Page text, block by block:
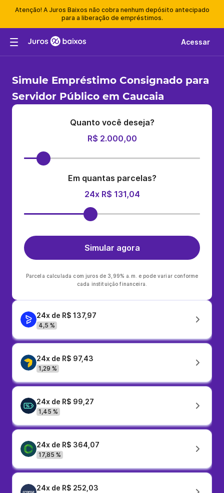
Atenção! A Juros Baixos não cobra nenhum depósito antecipado
para a liberação de empréstimos.
Acessar
Simule Empréstimo Consignado para
Servidor Público em Caucaia
Quanto você deseja?
R$ 2.000,00
Em quantas parcelas?
24x R$ 131,04
Simular agora
Parcela calculada com juros de 3,99% a.m. e pode variar conforme
cada instituição financeira.
24x de R$ 137,97
4,5 %
24x de R$ 97,43
1,29 %
24x de R$ 99,27
1,45 %
24x de R$ 364,07
17,85 %
24x de R$ 252,03